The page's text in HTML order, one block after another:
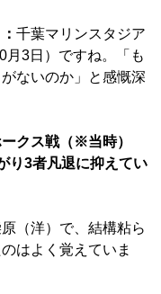
千葉マリンスタジア
月3日）ですね。「も
ないのか」と感慨深
クス戦（※当時）
り3者凡退に抑えてい
（洋）で、結構粘ら
はよく覚えていま